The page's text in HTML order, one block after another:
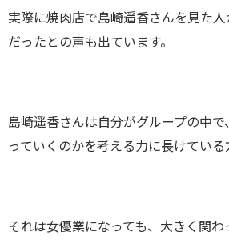
実際に焼肉店で島崎遥香さんを見た人
だったとの声も出ています。
島崎遥香さんは自分がグループの中で
っていくのかを考える力に長けている
それは女優業になっても、大きく関わ